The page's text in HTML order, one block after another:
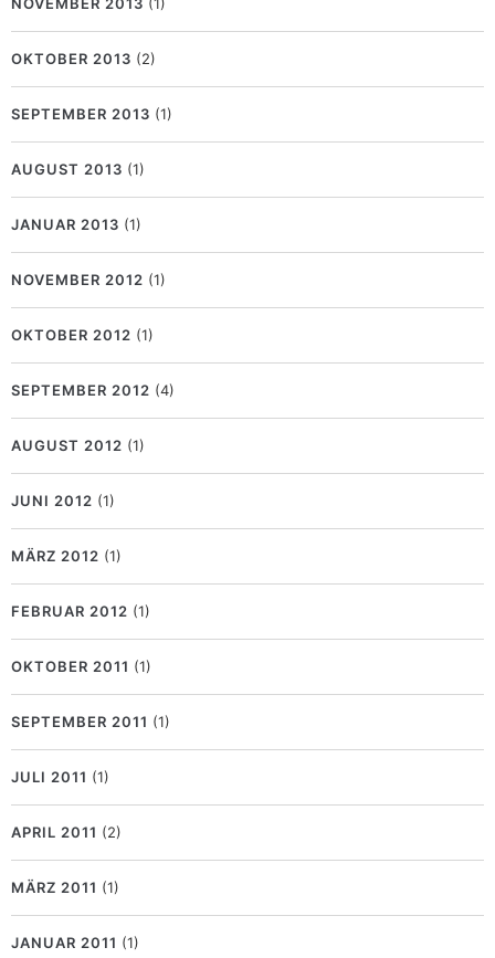
OKTOBER 2013 (2)
SEPTEMBER 2013 (1)
AUGUST 2013 (1)
JANUAR 2013 (1)
NOVEMBER 2012 (1)
OKTOBER 2012 (1)
SEPTEMBER 2012 (4)
AUGUST 2012 (1)
JUNI 2012 (1)
MÄRZ 2012 (1)
FEBRUAR 2012 (1)
OKTOBER 2011 (1)
SEPTEMBER 2011 (1)
JULI 2011 (1)
APRIL 2011 (2)
MÄRZ 2011 (1)
JANUAR 2011 (1)